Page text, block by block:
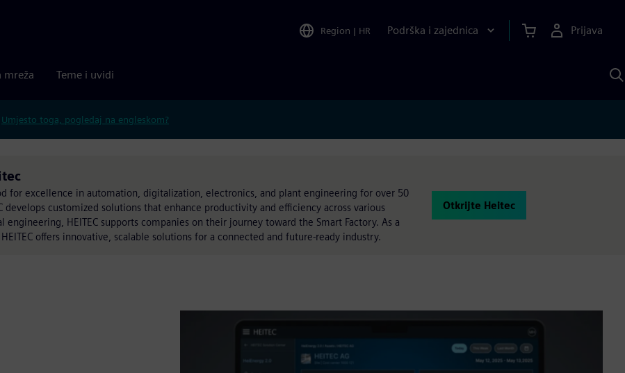
Region | HR Podrška i zajednica Prijava
mreža Teme i uvidi
Umjesto toga, pogledaj na engleskom?
for excellence in automation, digitalization, electronics, and plant engineering for over 50
develops customized solutions that enhance productivity and efficiency across various
HEITEC supports companies on their journey toward the Smart Factory. As a
offers innovative, scalable solutions for a connected and future-ready industry.
Otkrijte Heitec